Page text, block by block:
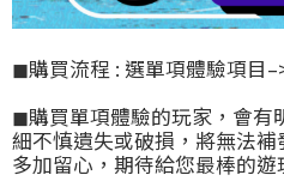
◼購買流程 : 選單項體驗項目
◼購買單項體驗的玩家，會有
細不慎遺失或破損，將無法
多加留心，期待給您最棒的遊